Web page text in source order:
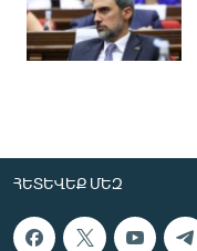
ՀԵՏԵՎԵՔ ՄԵԶ